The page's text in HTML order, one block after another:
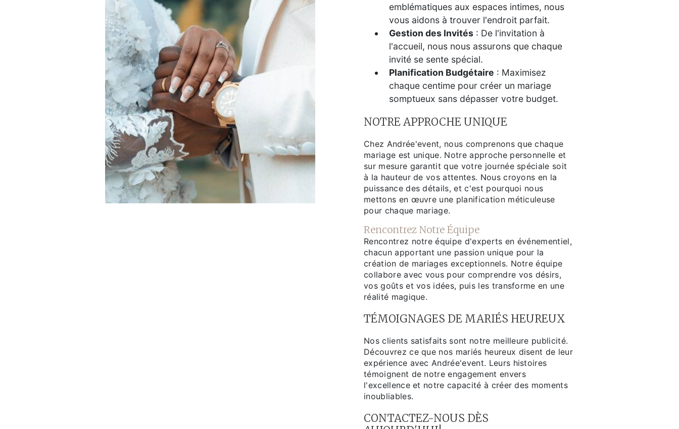
emblématiques aux espaces intimes, nous
vous aidons à trouver l'endroit parfait.
Gestion des Invités : De l'invitation à
l'accueil, nous nous assurons que chaque
invité se sente spécial.
Planification Budgétaire : Maximisez
chaque centime pour créer un mariage
somptueux sans dépasser votre budget.
NOTRE APPROCHE UNIQUE
Chez Andrée'event, nous comprenons que chaque
mariage est unique. Notre approche personnelle et
sur mesure garantit que votre journée spéciale soit
à la hauteur de vos attentes. Nous croyons en la
puissance des détails, et c'est pourquoi nous
mettons en œuvre une planification méticuleuse
pour chaque mariage.
Rencontrez Notre Équipe
Rencontrez notre équipe d'experts en événementiel,
chacun apportant une passion unique pour la
création de mariages exceptionnels. Notre équipe
collabore avec vous pour comprendre vos désirs,
vos goûts et vos idées, puis les transforme en une
réalité magique.
TÉMOIGNAGES DE MARIÉS HEUREUX
Nos clients satisfaits sont notre meilleure publicité.
Découvrez ce que nos mariés heureux disent de leur
expérience avec Andrée'event. Leurs histoires
témoignent de notre engagement envers
l'excellence et notre capacité à créer des moments
inoubliables.
CONTACTEZ-NOUS DÈS